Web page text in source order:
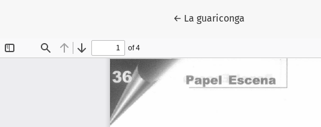
← Volver a los detalles del artículo
La guariconga